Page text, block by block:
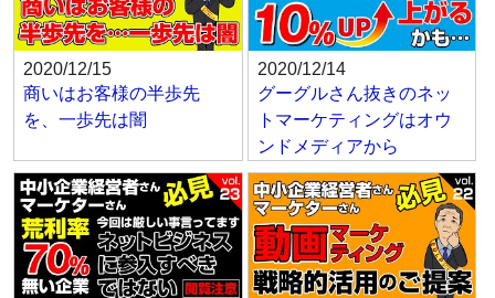
2020/12/15
商いはお客様の半歩先
を、一歩先は闇
2020/12/14
グーグルさん抜きのネッ
トマーケティングはオウ
ンドメディアから